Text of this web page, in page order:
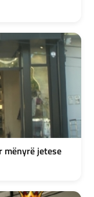
mënyrë jetese